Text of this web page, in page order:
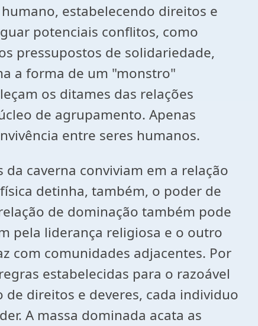
estabelecendo direitos e
potenciais conflitos, como
pressupostos de solidariedade,
a forma de um "monstro"
os ditames das relações
de agrupamento. Apenas
entre seres humanos.
caverna conviviam em a relação
detinha, também, o poder de
de dominação também pode
pela liderança religiosa e o outro
com comunidades adjacentes. Por
estabelecidas para o razoável
direitos e deveres, cada individuo
A massa dominada acata as